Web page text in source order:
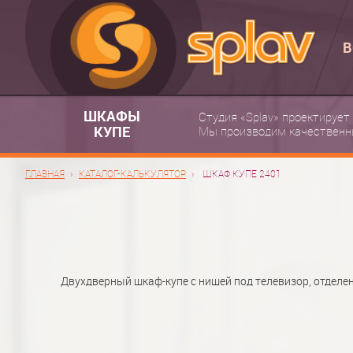
ШКАФЫ
КУПЕ
Студия «Splav»
Мы производим
ГЛАВНАЯ КАТАЛОГ-КАЛЬКУЛЯТОР ШКАФ КУПЕ 2401
Двухдверный шкаф-купе с нишей под телевизор,